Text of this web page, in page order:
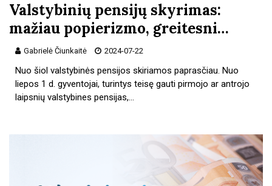
Valstybinių pensijų skyrimas:
mažiau popierizmo, greitesni…
Gabrielė Čiunkaitė 2024-07-22
Nuo šiol valstybinės pensijos skiriamos paprasčiau. Nuo
liepos 1 d. gyventojai, turintys teisę gauti pirmojo ar antrojo
laipsnių valstybines pensijas,…